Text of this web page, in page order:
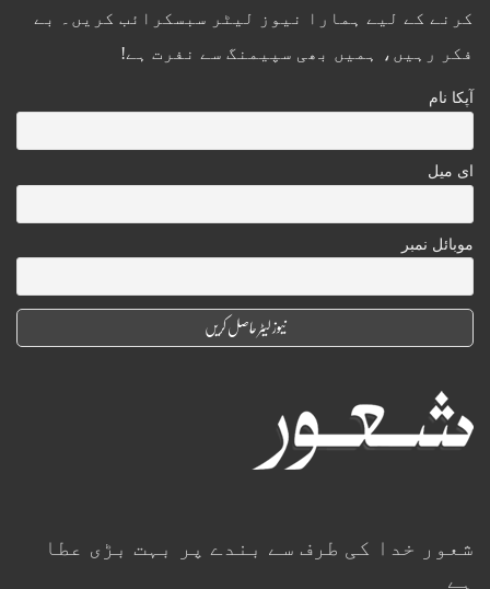
کرنے کے لیے ہمارا نیوز لیٹر سبسکرائب کریں۔ بے
فکر رہیں، ہمیں بھی سپیمنگ سے نفرت ہے!
آپکا نام
ای میل
موبائل نمبر
شعور خدا کی طرف سے بندے پر بہت بڑی عطا
ہے